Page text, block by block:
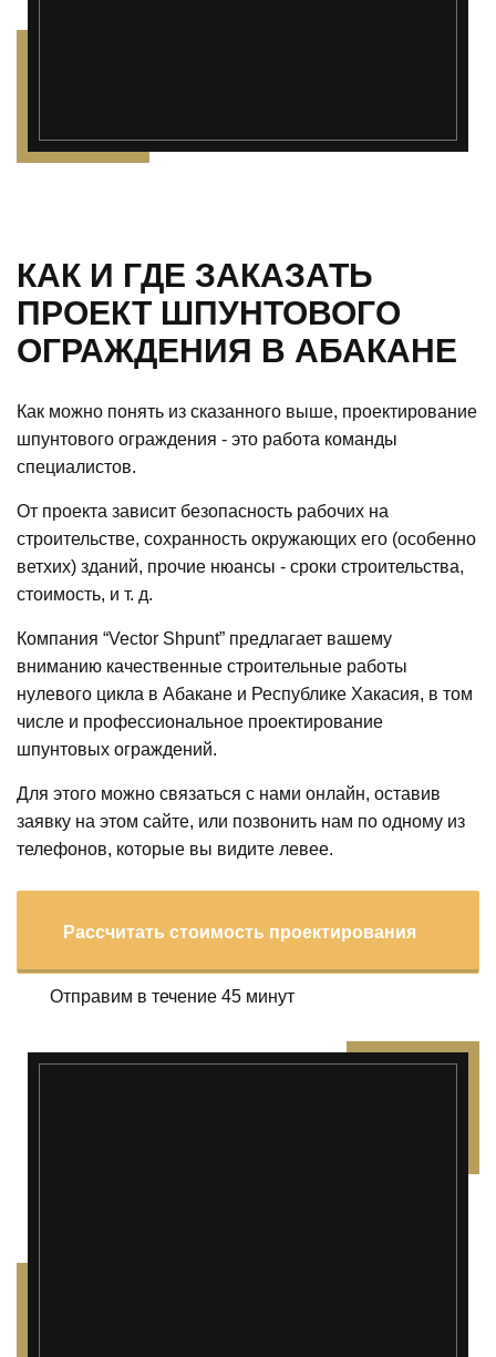
");">
КАК И ГДЕ ЗАКАЗАТЬ
ПРОЕКТ ШПУНТОВОГО
ОГРАЖДЕНИЯ В АБАКАНЕ
Как можно понять из сказанного выше, проектирование
шпунтового ограждения - это работа команды
специалистов.
От проекта зависит безопасность рабочих на
строительстве, сохранность окружающих его (особенно
ветхих) зданий, прочие нюансы - сроки строительства,
стоимость, и т. д.
Компания “Vector Shpunt” предлагает вашему
вниманию качественные строительные работы
нулевого цикла в Абакане и Республике Хакасия, в том
числе и профессиональное проектирование
шпунтовых ограждений.
Для этого можно связаться с нами онлайн, оставив
заявку на этом сайте, или позвонить нам по одному из
телефонов, которые вы видите левее.
Рассчитать стоимость проектирования
Отправим в течение 45 минут